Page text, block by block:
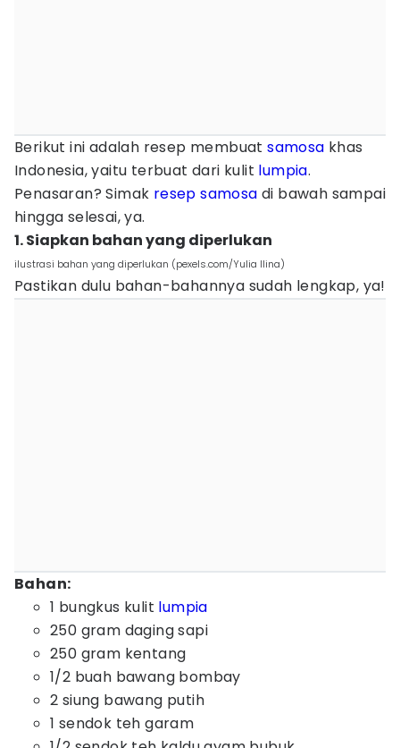
Berikut ini adalah resep membuatsamosa khas
Indonesia, yaitu terbuat dari kulit lumpia.
Penasaran? Simak resep samosadi bawah sampai
hingga selesai, ya.
1. Siapkan bahan yang diperlukan
ilustrasi bahan yang diperlukan (pexels.com/Yulia Ilina)
Pastikan dulu bahan-bahannya sudah lengkap, ya!
Bahan:
1 bungkus kulit lumpia
250 gram daging sapi
250 gram kentang
1/2 buah bawang bombay
2 siung bawang putih
1 sendok teh garam